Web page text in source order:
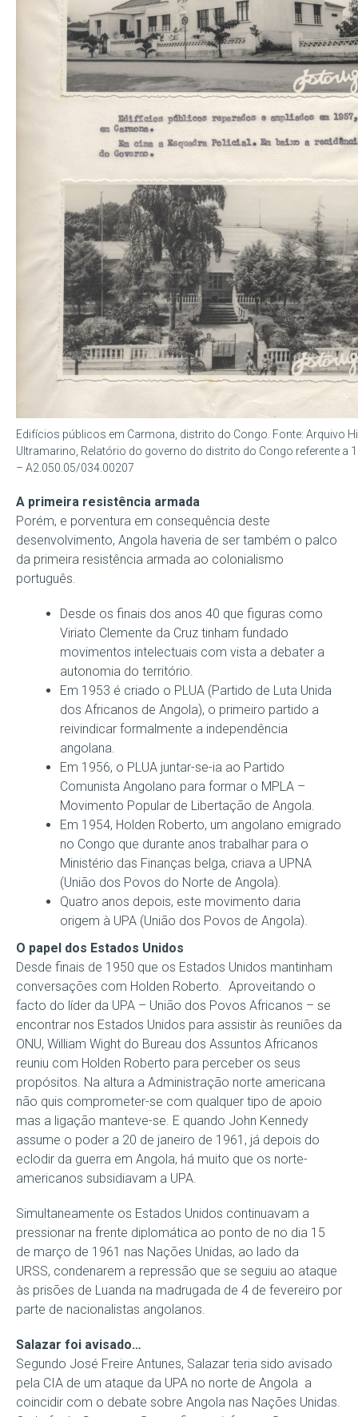
Edifícios públicos em Carmona, distrito do Congo. Fonte: Arquivo
Ultramarino, Relatório do governo do distrito do Congo referente a
– A2.050.05/034.00207
A primeira resistência armada
Porém, e porventura em consequência deste
desenvolvimento, Angola haveria de ser também o palco
da primeira resistência armada ao colonialismo
português.
Desde os finais dos anos 40 que figuras como
Viriato Clemente da Cruz tinham fundado
movimentos intelectuais com vista a debater a
autonomia do território.
Em 1953 é criado o PLUA (Partido de Luta Unida
dos Africanos de Angola), o primeiro partido a
reivindicar formalmente a independência
angolana.
Em 1956, o PLUA juntar-se-ia ao Partido
Comunista Angolano para formar o MPLA –
Movimento Popular de Libertação de Angola.
Em 1954, Holden Roberto, um angolano emigrado
no Congo que durante anos trabalhar para o
Ministério das Finanças belga, criava a UPNA
(União dos Povos do Norte de Angola).
Quatro anos depois, este movimento daria
origem à UPA (União dos Povos de Angola).
O papel dos Estados Unidos
Desde finais de 1950 que os Estados Unidos mantinham
conversações com Holden Roberto. Aproveitando o
facto do líder da UPA – União dos Povos Africanos – se
encontrar nos Estados Unidos para assistir às reuniões da
ONU, William Wight do Bureau dos Assuntos Africanos
reuniu com Holden Roberto para perceber os seus
propósitos. Na altura a Administração norte americana
não quis comprometer-se com qualquer tipo de apoio
mas a ligação manteve-se. E quando John Kennedy
assume o poder a 20 de janeiro de 1961, já depois do
eclodir da guerra em Angola, há muito que os norte-
americanos subsidiavam a UPA.
Simultaneamente os Estados Unidos continuavam a
pressionar na frente diplomática ao ponto de no dia 15
de março de 1961 nas Nações Unidas, ao lado da
URSS, condenarem a repressão que se seguiu ao ataque
às prisões de Luanda na madrugada de 4 de fevereiro por
parte de nacionalistas angolanos.
Salazar foi avisado…
Segundo José Freire Antunes, Salazar teria sido avisado
pela CIA de um ataque da UPA no norte de Angola a
coincidir com o debate sobre Angola nas Nações Unidas.